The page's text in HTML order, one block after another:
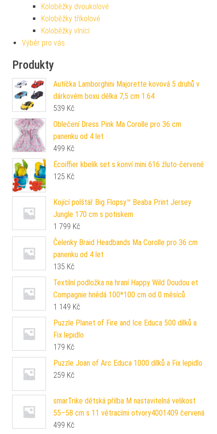
Koloběžky dvoukolové
Koloběžky tříkolové
Koloběžky vlnící
Výběr pro vás
Produkty
Autíčka Lamborghini Majorette kovová 5 druhů v
dárkovém boxu délka 7,5 cm 1:64
539 Kč
Oblečení Dress Pink Ma Corolle pro 36 cm
panenku od 4 let
499 Kč
Écoiffier kbelík set s konví mini 616 žluto-červené
125 Kč
Kojící polštář Big Flopsy™ Beaba Print Jersey
Jungle 170 cm s potiskem
1 799 Kč
Čelenky Braid Headbands Ma Corolle pro 36 cm
panenku od 4 let
135 Kč
Textilní podložka na hraní Happy Wild Doudou et
Compagnie hnědá 100*100 cm od 0 měsíců
1 149 Kč
Puzzle Planet of Fire and Ice Educa 500 dílků a
Fix lepidlo
179 Kč
Puzzle Joan of Arc Educa 1000 dílků a Fix lepidlo
259 Kč
smarTrike dětská přilba M nastavitelná velikost
55–58 cm s 11 větracími otvory4001409 červená
499 Kč